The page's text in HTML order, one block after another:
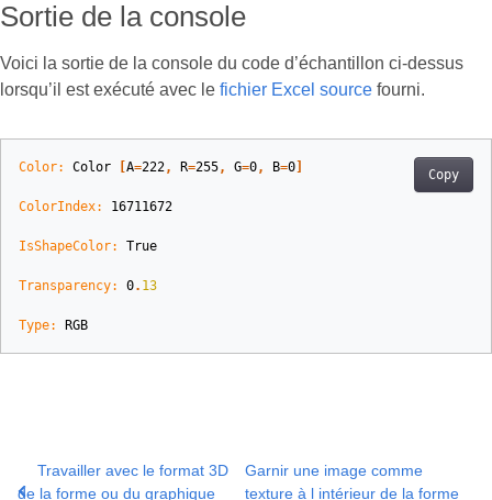
Sortie de la console
Voici la sortie de la console du code d’échantillon ci-dessus
lorsqu’il est exécuté avec le fichier Excel source fourni.
Copy
Color: Color A=222, R=255, G=0, B=0
ColorIndex: 16711672
IsShapeColor: True
Transparency: 0. 13
Type: RGB
Travailler avec le format 3D
de la forme ou du graphique
Garnir une image comme
texture à l intérieur de la forme